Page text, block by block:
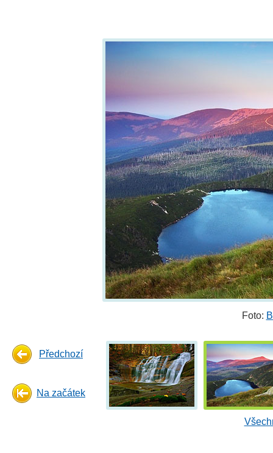
Foto:
Předchozí
Na začátek